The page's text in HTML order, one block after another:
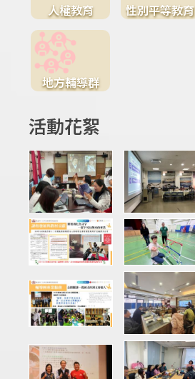
人權教育 性別平等教育
地方輔導群
活動花絮